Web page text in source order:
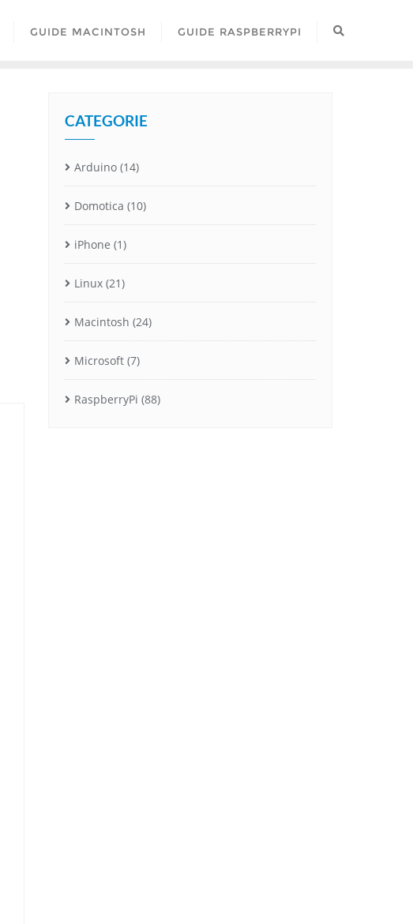
GUIDE MACINTOSH GUIDE RASPBERRYPI
CATEGORIE
Arduino (14)
Domotica (10)
iPhone (1)
Linux (21)
Macintosh (24)
Microsoft (7)
RaspberryPi (88)